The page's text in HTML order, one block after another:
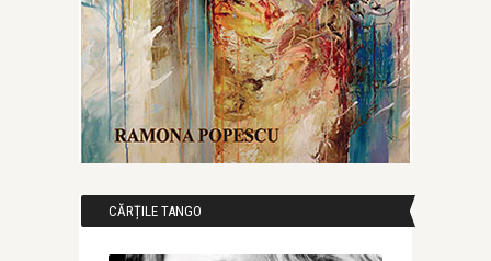
CĂRȚILE TANGO